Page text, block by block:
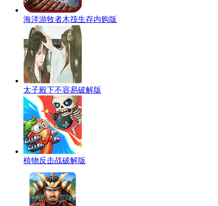
海洋游牧者木筏生存内购版
太子殿下不容易破解版
植物反击战破解版